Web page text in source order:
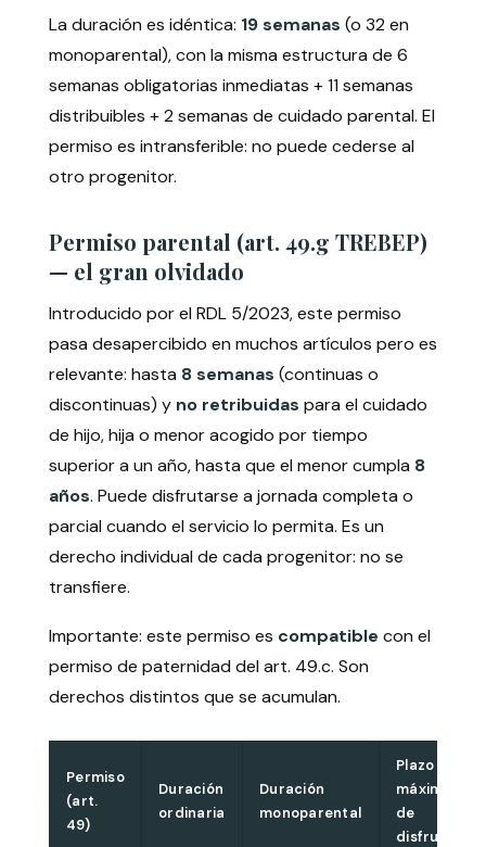
La duración es idéntica: 19 semanas (o 32 en
monoparental), con la misma estructura de 6
semanas obligatorias inmediatas + 11 semanas
distribuibles + 2 semanas de cuidado parental. El
permiso es intransferible: no puede cederse al
otro progenitor.
Permiso parental (art. 49.g TREBEP)
— el gran olvidado
Introducido por el RDL 5/2023, este permiso
pasa desapercibido en muchos artículos pero es
relevante: hasta 8 semanas (continuas o
discontinuas) y no retribuidas para el cuidado
de hijo, hija o menor acogido por tiempo
superior a un año, hasta que el menor cumpla 8
años. Puede disfrutarse a jornada completa o
parcial cuando el servicio lo permita. Es un
derecho individual de cada progenitor: no se
transfiere.
Importante: este permiso es compatible con el
permiso de paternidad del art. 49.c. Son
derechos distintos que se acumulan.
Permiso
(art.
49)
Duración
ordinaria
Duración
monoparental
Plazo
máximo
de
disfrute